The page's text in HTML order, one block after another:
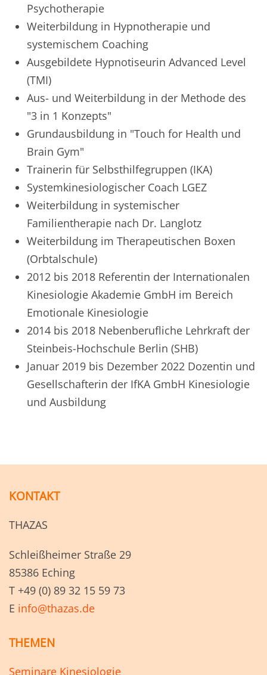
Psychotherapie
Weiterbildung in Hypnotherapie und
systemischem Coaching
Ausgebildete Hypnotiseurin Advanced Level
(TMI)
Aus- und Weiterbildung in der Methode des
"3 in 1 Konzepts"
Grundausbildung in "Touch for Health und
Brain Gym"
Trainerin für Selbsthilfegruppen (IKA)
Systemkinesiologischer Coach LGEZ
Weiterbildung in systemischer
Familientherapie nach Dr. Langlotz
Weiterbildung im Therapeutischen Boxen
(Orbtalschule)
2012 bis 2018 Referentin der Internationalen
Kinesiologie Akademie GmbH im Bereich
Emotionale Kinesiologie
2014 bis 2018 Nebenberufliche Lehrkraft der
Steinbeis-Hochschule Berlin (SHB)
Januar 2019 bis Dezember 2022 Dozentin und
Gesellschafterin der IfKA GmbH Kinesiologie
und Ausbildung
KONTAKT
THAZAS
Schleißheimer Straße 29
85386 Eching
T +49 (0) 89 32 15 59 73
E info@thazas.de
THEMEN
Seminare Kinesiologie